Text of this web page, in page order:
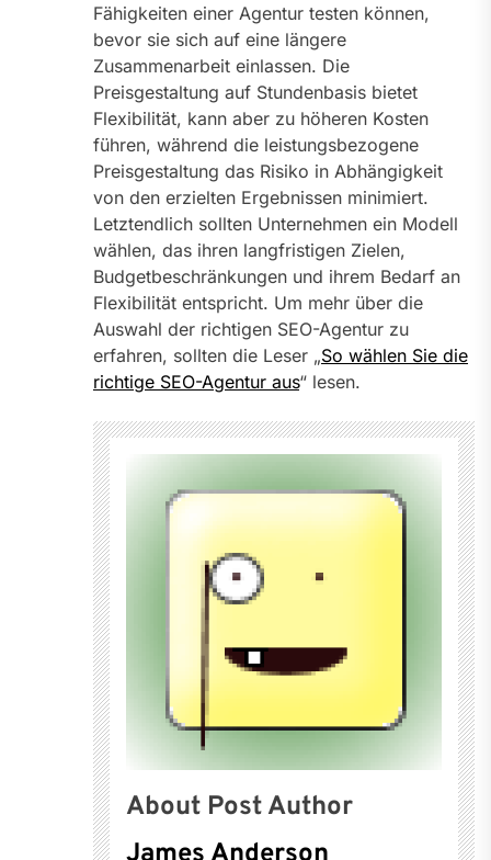
Fähigkeiten einer Agentur testen können,
bevor sie sich auf eine längere
Zusammenarbeit einlassen. Die
Preisgestaltung auf Stundenbasis bietet
Flexibilität, kann aber zu höheren Kosten
führen, während die leistungsbezogene
Preisgestaltung das Risiko in Abhängigkeit
von den erzielten Ergebnissen minimiert.
Letztendlich sollten Unternehmen ein Modell
wählen, das ihren langfristigen Zielen,
Budgetbeschränkungen und ihrem Bedarf an
Flexibilität entspricht. Um mehr über die
Auswahl der richtigen SEO-Agentur zu
erfahren, sollten die Leser „So wählen Sie die
richtige SEO-Agentur aus“ lesen.
About Post Author